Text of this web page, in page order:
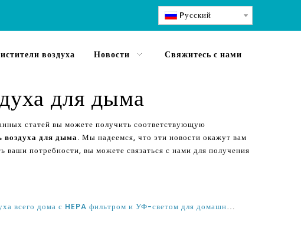
Pусский
воздуха Новости Свяжитесь с нами
для дыма
статей вы можете получить соответствующую
воздуха для дыма. Мы надеемся, что эти новости окажут вам
ваши потребности, вы можете связаться с нами для получения
Olansi очиститель воздуха всего дома с HEPA фильтром и УФ-светом для домашнего использования